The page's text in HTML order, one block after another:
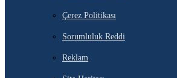
Çerez Politikası
Sorumluluk Reddi
Reklam